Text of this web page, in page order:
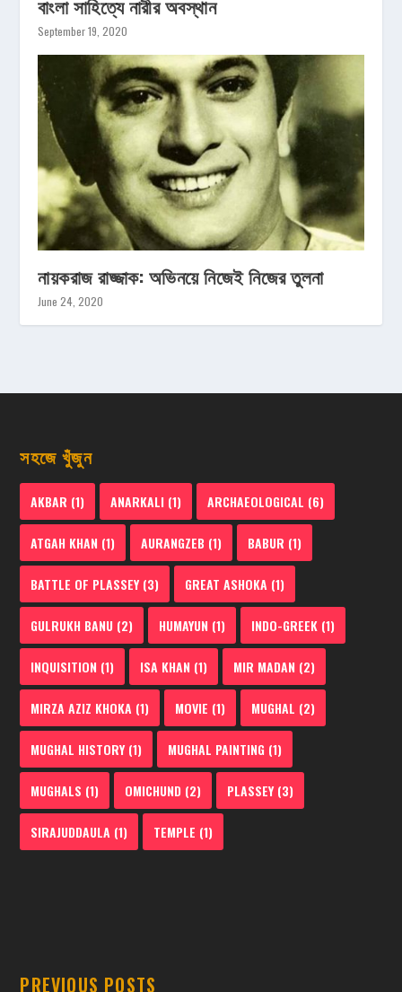
বাংলা সাহিত্যে নারীর অবস্থান
September 19, 2020
নায়করাজ রাজ্জাক: অভিনয়ে নিজেই নিজের তুলনা
June 24, 2020
সহজে খুঁজুন
AKBAR (1) ANARKALI (1) ARCHAEOLOGICAL (6)
ATGAH KHAN (1) AURANGZEB (1) BABUR (1)
BATTLE OF PLASSEY(3) GREAT ASHOKA (1)
GULRUKH BANU (2) HUMAYUN (1) INDO-GREEK (1)
INQUISITION (1) ISA KHAN (1) MIR MADAN (2)
MIRZA AZIZ KHOKA (1) MOVIE (1) MUGHAL (2)
MUGHAL HISTORY(1) MUGHAL PAINTING (1)
MUGHALS (1) OMICHUND (2) PLASSEY(3)
SIRAJUDDAULA (1) TEMPLE (1)
PREVIOUS POSTS